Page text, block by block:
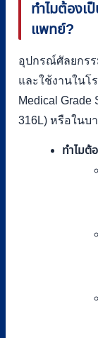
ทำไมต้องเ
แพทย์?
อุปกรณ์ศัลยกรร
และใช้งานในโ
Medical Grade
316L) หรือในบ
ทำไมต้